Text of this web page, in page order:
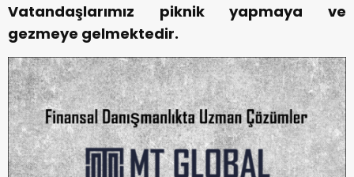
Vatandaşlarımız piknik yapmaya ve
gezmeye gelmektedir.